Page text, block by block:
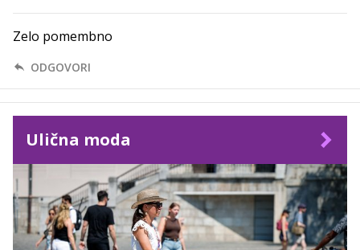
Zelo pomembno
ODGOVORI
Ulična moda